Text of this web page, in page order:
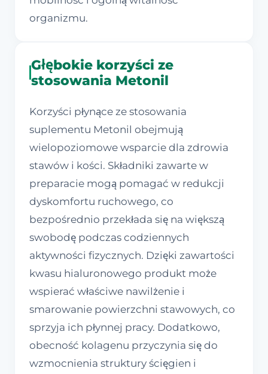
organizmu.
Głębokie korzyści ze
stosowania Metonil
Korzyści płynące ze stosowania
suplementu Metonil obejmują
wielopoziomowe wsparcie dla zdrowia
stawów i kości. Składniki zawarte w
preparacie mogą pomagać w redukcji
dyskomfortu ruchowego, co
bezpośrednio przekłada się na większą
swobodę podczas codziennych
aktywności fizycznych. Dzięki zawartości
kwasu hialuronowego produkt może
wspierać właściwe nawilżenie i
smarowanie powierzchni stawowych, co
sprzyja ich płynnej pracy. Dodatkowo,
obecność kolagenu przyczynia się do
wzmocnienia struktury ścięgien i